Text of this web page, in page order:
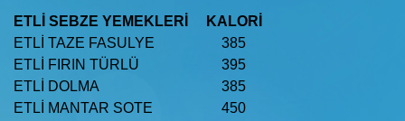
ETLİ SEBZE YEMEKLERİ
KALORİ
ETLİ TAZE FASULYE
385
ETLİ FIRIN TÜRLÜ
395
ETLİ DOLMA
385
ETLİ MANTAR SOTE
450